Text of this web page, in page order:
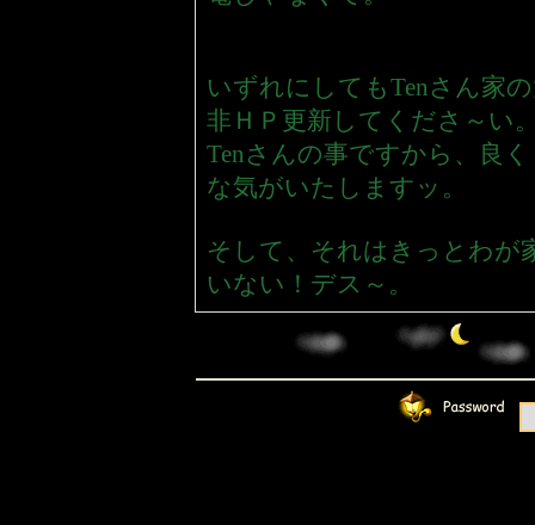
いずれにしてもTenさん家
非ＨＰ更新してくださ～い
Tenさんの事ですから、良
な気がいたしますッ。
そして、それはきっとわが
いない！デス～。